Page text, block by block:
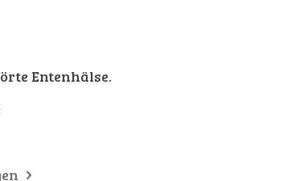
Entenhälse.